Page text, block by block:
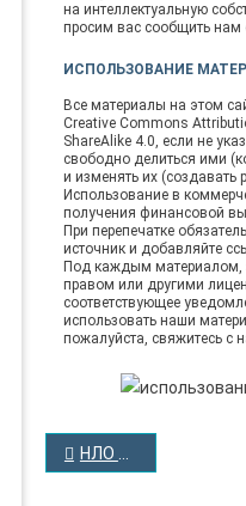
на интеллектуальную
просим вас сообщить нам
ИСПОЛЬЗОВАНИЕ
Все материалы на этом
Creative Commons
ShareAlike 4.0, если не
свободно делиться ими
и изменять их (создавать
Использование в
получения финансовой
При перепечатке
источник и добавляйте
Под каждым
правом или другими
соответствующее
использовать наши
пожалуйста, свяжитесь с
НАВИГАЦИЯ
ПО
НЛО в Валансоле в 1965 году